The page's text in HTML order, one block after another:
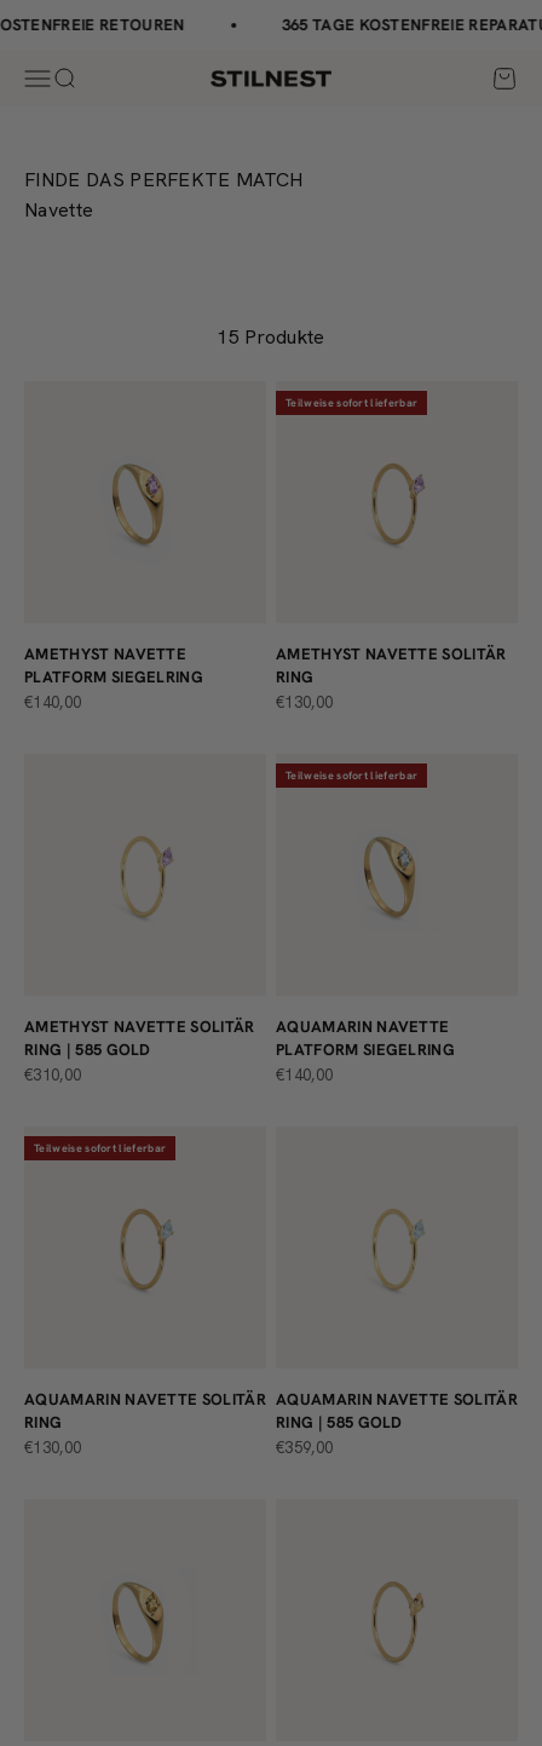
↵Zum Inhalt springen
↵Zum Menü springen
↵Fußzeile springen
↵Barrierefreiheits-Widget öffnen
Zum Inhalt springen
RETOUREN 365 TAGE KOSTENFREIE
Navigationsmenü öffnen
Suche öffnen Stilnest
FINDE DAS PERFEKTE MATCH
Navette
15 Produkte
AMETHYST NAVETTE
PLATFORM SIEGELRING
ANGEBOT
€140,00
Teilweise sofort lieferbar
AMETHYST NAVETTE SOLITÄR
RING
ANGEBOT
€130,00
AMETHYST NAVETTE SOLITÄR
RING | 585 GOLD
ANGEBOT
€310,00
Teilweise sofort lieferbar
AQUAMARIN NAVETTE
PLATFORM SIEGELRING
ANGEBOT
€140,00
Teilweise sofort lieferbar
AQUAMARIN NAVETTE SOLITÄR
RING
ANGEBOT
€130,00
AQUAMARIN NAVETTE SOLITÄR
RING | 585 GOLD
ANGEBOT
€359,00